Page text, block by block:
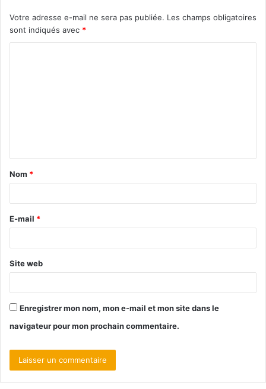
Votre adresse e-mail ne sera pas publiée. Les champs obligatoires
sont indiqués avec *
Nom *
E-mail *
Site web
Enregistrer mon nom, mon e-mail et mon site dans le
navigateur pour mon prochain commentaire.